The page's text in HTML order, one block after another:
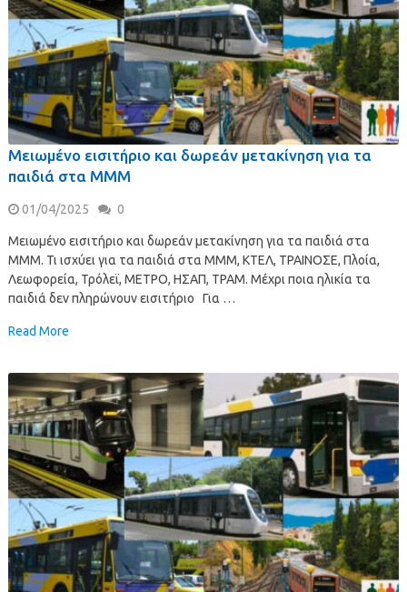
Μειωμένο εισιτήριο και δωρεάν μετακίνηση για τα
παιδιά στα ΜΜΜ
01/04/2025 0
Μειωμένο εισιτήριο και δωρεάν μετακίνηση για τα παιδιά στα
ΜΜΜ. Τι ισχύει για τα παιδιά στα ΜΜΜ, ΚΤΕΛ, ΤΡΑΙΝΟΣΕ, Πλοία,
Λεωφορεία, Τρόλεϊ, ΜΕΤΡΟ, ΗΣΑΠ, ΤΡΑΜ. Μέχρι ποια ηλικία τα
παιδιά δεν πληρώνουν εισιτήριο Για …
Read More